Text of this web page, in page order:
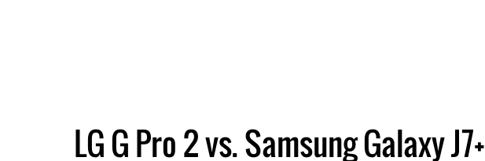
LG G Pro 2 vs. Samsung Galaxy J7+